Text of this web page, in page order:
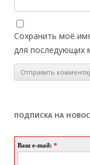
Сохранить моё
для последующих
ПОДПИСКА НА
Ваш e-mail: *